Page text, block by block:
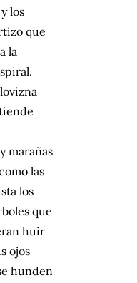
los
que
la
marañas
las
los
que
huir
ojos
hunden